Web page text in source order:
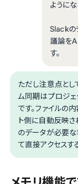
ようにな
Slackの
議論を
す。
ただし注意点とし
ム同期はプロジェ
です。ファイルの
ト側に自動反映
のデータが必要
て直接アクセスす